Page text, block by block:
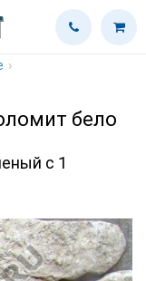
›
бело
с 1